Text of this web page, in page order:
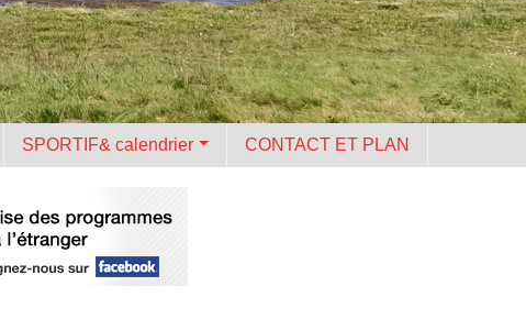
SPORTIF& calendrier CONTACT ET PLAN